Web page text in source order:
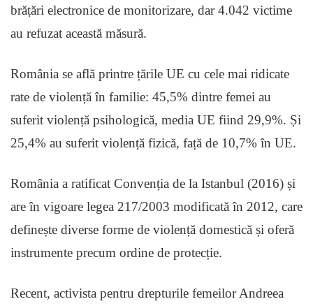
brățări electronice de monitorizare, dar 4.042 victime
au refuzat această măsură.
România se află printre țările UE cu cele mai ridicate
rate de violență în familie: 45,5% dintre femei au
suferit violență psihologică, media UE fiind 29,9%. Și
25,4% au suferit violență fizică, față de 10,7% în UE.
România a ratificat Convenția de la Istanbul (2016) și
are în vigoare legea 217/2003 modificată în 2012, care
definește diverse forme de violență domestică și oferă
instrumente precum ordine de protecție.
Recent, activista pentru drepturile femeilor Andreea